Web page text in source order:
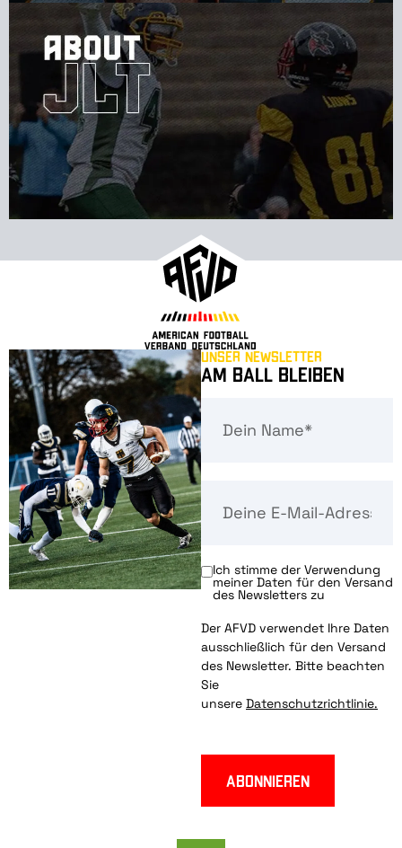
Unser Newsletter
Am Ball bleiben
Ich stimme der Verwendung
meiner Daten für den Versand
des Newsletters zu
Der AFVD verwendet Ihre Daten
ausschließlich für den Versand
des Newsletter. Bitte beachten
Sie
unsere Datenschutzrichtlinie.
Abonnieren